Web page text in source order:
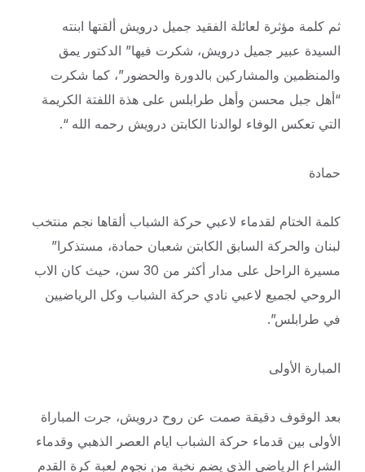
ثم كلمة مؤثرة لعائلة الفقيد جميل درويش ألقتها ابنته
السيدة عبير جميل درويش، شكرت فيها” الدكتور يمق
والمنظمين والمشاركين بالدورة والحضور”، كما شكرت
“أهل جبل محسن وأهل طرابلس على هذة اللفتة الكريمة
التي تعكس الوفاء لوالدنا الكابتن درويش رحمه الله “.
حمادة
كلمة الختام لقدماء لاعبي حركة الشباب ألقاها نجم منتخب
لبنان والحركة السابق الكابتن شعبان حمادة، مستذكرا”
مسيرة الراحل على مدار أكثر من 30 سن، حيث كان الاب
الروحي لجميع لاعبي نادي حركة الشباب وكل الرياضيين
في طرابلس”.
المبارة الأولى
بعد الوقوف دقيقة صمت عن روح درويش، جرت المباراة
الأولى بين قدماء حركة الشباب ايام العصر الذهبي وقدماء
الشراع الرياضي الذي يضم نخبة من نجوم لعبة كرة القدم